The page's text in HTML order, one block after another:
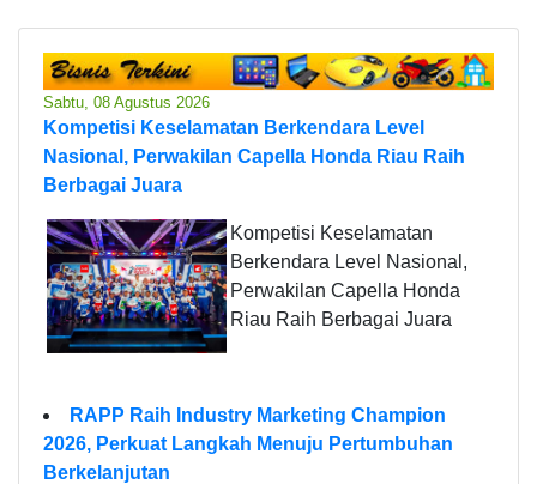
Sabtu, 08 Agustus 2026
Kompetisi Keselamatan Berkendara Level
Nasional, Perwakilan Capella Honda Riau Raih
Berbagai Juara
Kompetisi Keselamatan
Berkendara Level Nasional,
Perwakilan Capella Honda
Riau Raih Berbagai Juara
RAPP Raih Industry Marketing Champion
2026, Perkuat Langkah Menuju Pertumbuhan
Berkelanjutan